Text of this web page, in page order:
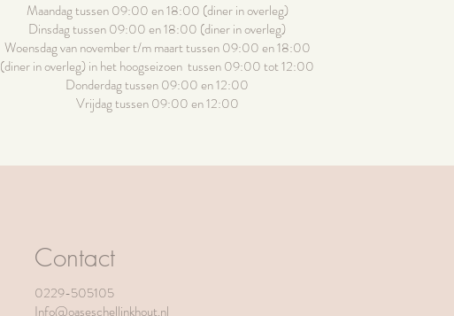
Maandag tussen 09:00 en 18:00 (diner in overleg)
Dinsdag tussen 09:00 en 18:00 (diner in overleg)
Woensdag van november t/m maart tussen 09:00 en 18:00
(diner in overleg) in het hoogseizoen tussen 09:00 tot 12:00
Donderdag tussen 09:00 en 12:00
Vrijdag tussen 09:00 en 12:00
Contact
0229-505105
Info@oaseschellinkhout.nl